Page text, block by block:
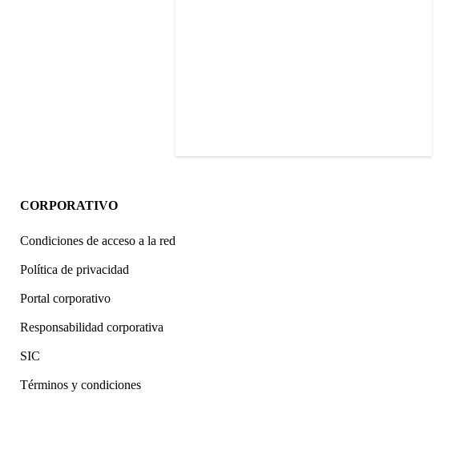
CORPORATIVO
Condiciones de acceso a la red
Política de privacidad
Portal corporativo
Responsabilidad corporativa
SIC
Términos y condiciones